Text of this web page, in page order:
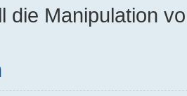
die Manipulation